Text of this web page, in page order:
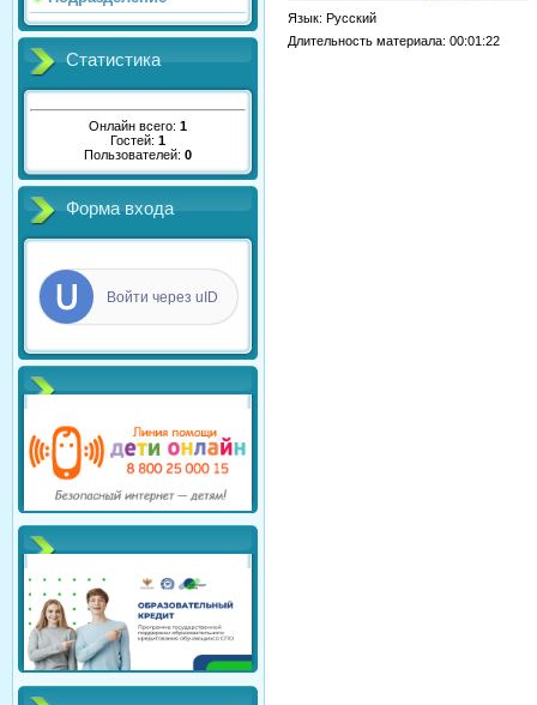
Статистика
Онлайн всего: 1
Гостей: 1
Пользователей: 0
Форма входа
Войти через uID
Язык: Русский
Длительность материала: 00:01:22